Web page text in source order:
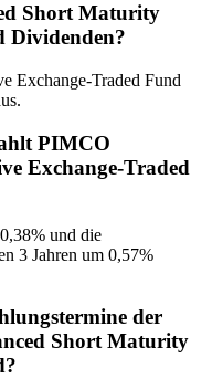
Short Maturity
Dividenden?
Exchange-Traded Fund
PIMCO
Exchange-Traded
und die
3 Jahren um 0,57%
der
Short Maturity